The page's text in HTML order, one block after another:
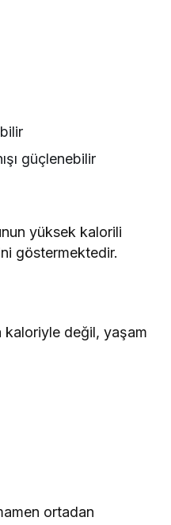
güçlenebilir
yüksek kalorili
göstermektedir.
kaloriyle değil, yaşam
ortadan